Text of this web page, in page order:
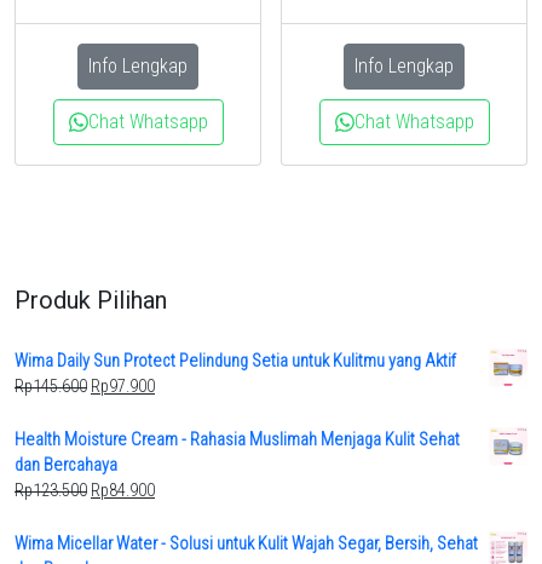
Info Lengkap
Chat Whatsapp
Rp117.800.
Info Lengkap
Chat Whatsapp
Produk Pilihan
Wima Daily Sun Protect Pelindung Setia untuk Kulitmu yang Aktif
Rp145.600 Original
was:
Rp145.600.
Rp97.900Current
is:
Health Moisture Cream - Rahasia Muslimah Menjaga Kulit Sehat
dan Bercahaya
Rp123.500 Original
was:
Rp84.900Current
is:
Wima Micellar Water - Solusi untuk Kulit Wajah Segar, Bersih, Sehat